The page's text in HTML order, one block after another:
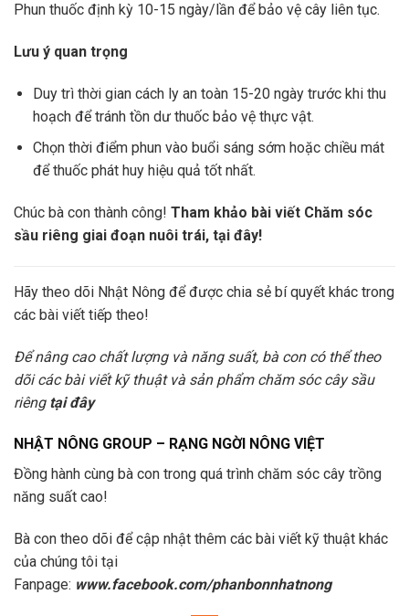
Phun thuốc định kỳ 10-15 ngày/lần để bảo vệ cây liên tục.
Lưu ý quan trọng
Duy trì thời gian cách ly an toàn 15-20 ngày trước khi thu
hoạch để tránh tồn dư thuốc bảo vệ thực vật.
Chọn thời điểm phun vào buổi sáng sớm hoặc chiều mát
để thuốc phát huy hiệu quả tốt nhất.
Chúc bà con thành công! Tham khảo bài viết Chăm sóc
sầu riêng giai đoạn nuôi trái, tại đây!
Hãy theo dõi Nhật Nông để được chia sẻ bí quyết khác trong
các bài viết tiếp theo!
Để nâng cao chất lượng và năng suất, bà con có thể theo
dõi các bài viết kỹ thuật và sản phẩm chăm sóc cây sầu
riêng tại đây
NHẬT NÔNG GROUP – RẠNG NGỜI NÔNG VIỆT
Đồng hành cùng bà con trong quá trình chăm sóc cây trồng
năng suất cao!
Bà con theo dõi để cập nhật thêm các bài viết kỹ thuật khác
của chúng tôi tại
Fanpage: www.facebook.com/phanbonnhatnong